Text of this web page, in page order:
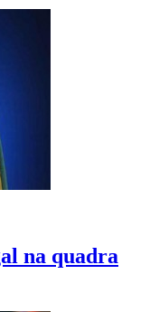
na quadra